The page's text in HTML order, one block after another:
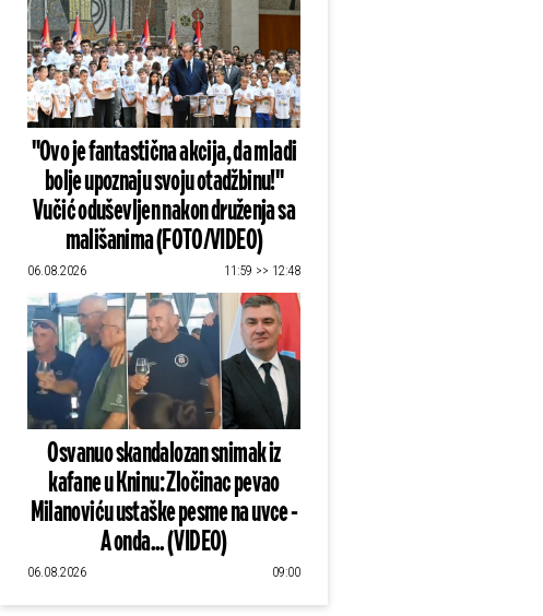
"Ovo je fantastična akcija, da mladi
bolje upoznaju svoju otadžbinu!"
Vučić oduševljen nakon druženja sa
mališanima (FOTO/VIDEO)
06.08.2026 11:59 >> 12:48
Osvanuo skandalozan snimak iz
kafane u Kninu: Zločinac pevao
Milanoviću ustaške pesme na uvce -
A onda... (VIDEO)
06.08.2026 09:00